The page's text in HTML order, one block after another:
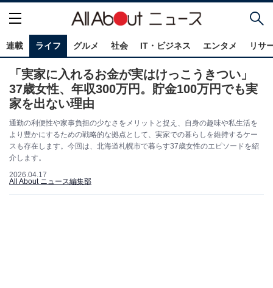
連載 ライフ グルメ 社会 IT・ビジネス エンタメ リサ
「実家に入れるお金が実はけっこうきつい」
37歳女性、年収300万円。貯金100万円でも実
家を出ない理由
通勤の利便性や家事負担の少なさをメリットと捉え、自身の趣味や私生活を
より豊かにするための戦略的な拠点として、実家での暮らしを維持するケー
スも存在します。今回は、北海道札幌市で暮らす37歳女性のエピソードを紹
介します。
2026.04.17
All About ニュース編集部